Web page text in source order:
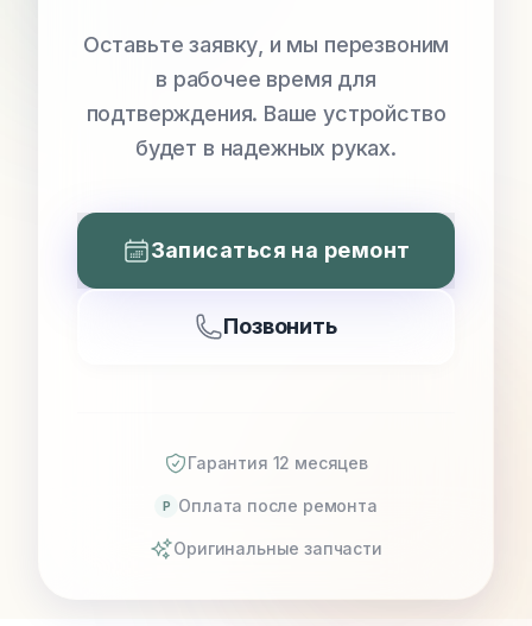
Оставьте заявку, и мы перезвоним
в рабочее время для
подтверждения. Ваше устройство
будет в надежных руках.
Записаться на ремонт
Позвонить
Гарантия 12 месяцев
P Оплата после ремонта
Оригинальные запчасти